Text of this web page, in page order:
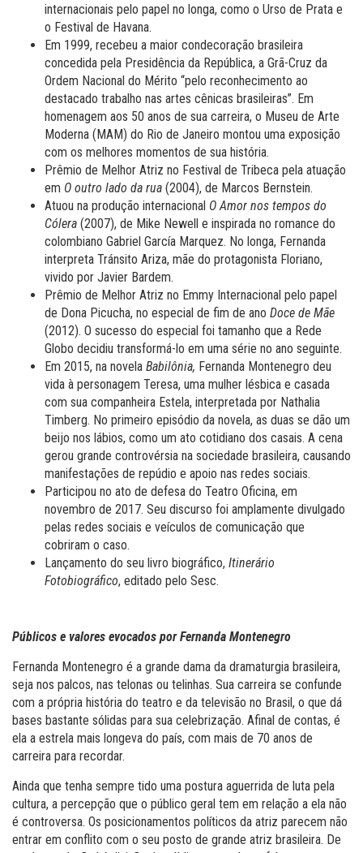
internacionais pelo papel no longa, como o Urso de Prata e
o Festival de Havana.
Em 1999, recebeu a maior condecoração brasileira
concedida pela Presidência da República, a Grã-Cruz da
Ordem Nacional do Mérito “pelo reconhecimento ao
destacado trabalho nas artes cênicas brasileiras”. Em
homenagem aos 50 anos de sua carreira, o Museu de Arte
Moderna (MAM) do Rio de Janeiro montou uma exposição
com os melhores momentos de sua história.
Prêmio de Melhor Atriz no Festival de Tribeca pela atuação
em O outro lado da rua (2004), de Marcos Bernstein.
Atuou na produção internacional O Amor nos tempos do
Cólera (2007), de Mike Newell e inspirada no romance do
colombiano Gabriel García Marquez. No longa, Fernanda
interpreta Tránsito Ariza, mãe do protagonista Floriano,
vivido por Javier Bardem.
Prêmio de Melhor Atriz no Emmy Internacional pelo papel
de Dona Picucha, no especial de fim de ano Doce de Mãe
(2012). O sucesso do especial foi tamanho que a Rede
Globo decidiu transformá-lo em uma série no ano seguinte.
Em 2015, na novela Babilônia, Fernanda Montenegro deu
vida à personagem Teresa, uma mulher lésbica e casada
com sua companheira Estela, interpretada por Nathalia
Timberg. No primeiro episódio da novela, as duas se dão um
beijo nos lábios, como um ato cotidiano dos casais. A cena
gerou grande controvérsia na sociedade brasileira, causando
manifestações de repúdio e apoio nas redes sociais.
Participou no ato de defesa do Teatro Oficina, em
novembro de 2017. Seu discurso foi amplamente divulgado
pelas redes sociais e veículos de comunicação que
cobriram o caso.
Lançamento do seu livro biográfico, Itinerário
Fotobiográfico, editado pelo Sesc.
Públicos e valores evocados por Fernanda Montenegro
Fernanda Montenegro é a grande dama da dramaturgia brasileira,
seja nos palcos, nas telonas ou telinhas. Sua carreira se confunde
com a própria história do teatro e da televisão no Brasil, o que dá
bases bastante sólidas para sua celebrização. Afinal de contas, é
ela a estrela mais longeva do país, com mais de 70 anos de
carreira para recordar.
Ainda que tenha sempre tido uma postura aguerrida de luta pela
cultura, a percepção que o público geral tem em relação a ela não
é controversa. Os posicionamentos políticos da atriz parecem não
entrar em conflito com o seu posto de grande atriz brasileira. De